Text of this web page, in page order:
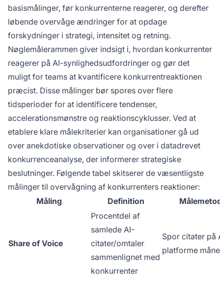
basismålinger, før konkurrenterne reagerer, og derefter
løbende overvåge ændringer for at opdage
forskydninger i strategi, intensitet og retning.
Nøglemålerammen giver indsigt i, hvordan konkurrenter
reagerer på AI-synlighedsudfordringer og gør det
muligt for teams at kvantificere konkurrentreaktionen
præcist. Disse målinger bør spores over flere
tidsperioder for at identificere tendenser,
accelerationsmønstre og reaktionscyklusser. Ved at
etablere klare målekriterier kan organisationer gå ud
over anekdotiske observationer og over i datadrevet
konkurrenceanalyse, der informerer strategiske
beslutninger. Følgende tabel skitserer de væsentligste
målinger til overvågning af konkurrenters reaktioner:
Måling
Definition
Share of Voice
Procentdel af
samlede AI-
citater/omtaler
sammenlignet med
konkurrenter
Spor citater på
platforme